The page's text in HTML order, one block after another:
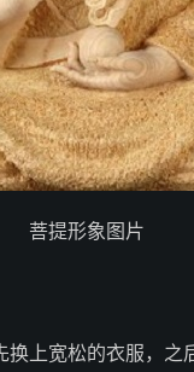
菩提形象图片
换上宽松的衣服，之